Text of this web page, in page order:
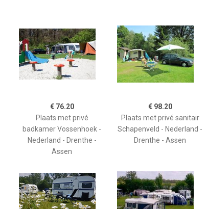
€ 76.20
Plaats met privé
badkamer Vossenhoek -
Nederland - Drenthe -
Assen
€ 98.20
Plaats met privé sanitair
Schapenveld - Nederland -
Drenthe - Assen